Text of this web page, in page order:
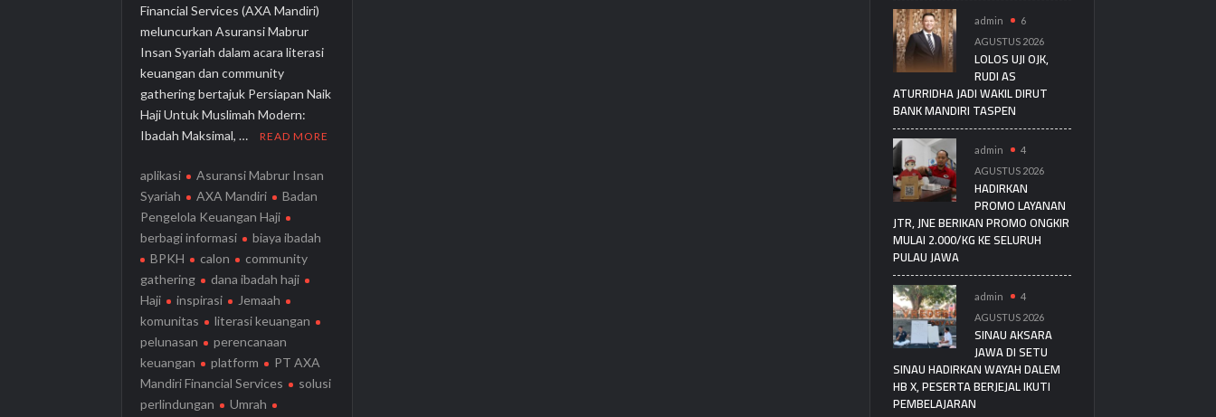
Financial Services (AXA Mandiri)
meluncurkan Asuransi Mabrur
Insan Syariah dalam acara literasi
keuangan dan community
gathering bertajuk Persiapan Naik
Haji Untuk Muslimah Modern:
Ibadah Maksimal, …
READ MORE
aplikasi
Asuransi Mabrur Insan
Syariah
AXA Mandiri
Badan
Pengelola Keuangan Haji
berbagi informasi
biaya ibadah
BPKH
calon
community
gathering
dana ibadah haji
Haji
inspirasi
Jemaah
komunitas
literasi keuangan
pelunasan
perencanaan
keuangan
platform
PT AXA
Mandiri Financial Services
solusi
perlindungan
Umrah
admin
6
AGUSTUS 2026
LOLOS UJI OJK,
RUDI AS
ATURRIDHA JADI WAKIL DIRUT
BANK MANDIRI TASPEN
admin
4
AGUSTUS 2026
HADIRKAN
PROMO LAYANAN
JTR, JNE BERIKAN PROMO ONGKIR
MULAI 2.000/KG KE SELURUH
PULAU JAWA
admin
4
AGUSTUS 2026
SINAU AKSARA
JAWA DI SETU
SINAU HADIRKAN WAYAH DALEM
HB X, PESERTA BERJEJAL IKUTI
PEMBELAJARAN